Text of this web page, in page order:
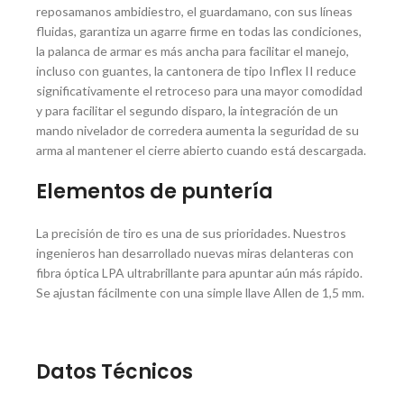
reposamanos ambidiestro, el guardamano, con sus líneas
fluidas, garantiza un agarre firme en todas las condiciones,
la palanca de armar es más ancha para facilitar el manejo,
incluso con guantes, la cantonera de tipo Inflex II reduce
significativamente el retroceso para una mayor comodidad
y para facilitar el segundo disparo, la integración de un
mando nivelador de corredera aumenta la seguridad de su
arma al mantener el cierre abierto cuando está descargada.
Elementos de puntería
La precisión de tiro es una de sus prioridades. Nuestros
ingenieros han desarrollado nuevas miras delanteras con
fibra óptica LPA ultrabrillante para apuntar aún más rápido.
Se ajustan fácilmente con una simple llave Allen de 1,5 mm.
Datos Técnicos